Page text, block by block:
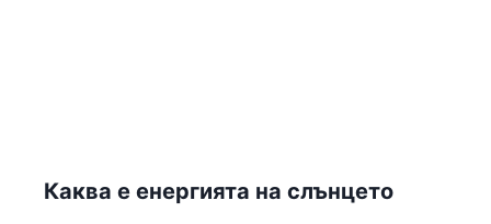
Каква е енергията на слънцето